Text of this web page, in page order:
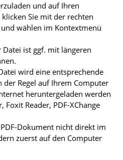
und auf Ihren
Sie mit der rechten
wählen im Kontextmenü
ist ggf. mit längeren
wird eine entsprechende
Regel auf Ihrem Computer
heruntergeladen werden
Foxit Reader, PDF-XChange
Dokument nicht direkt im
zuerst auf den Computer